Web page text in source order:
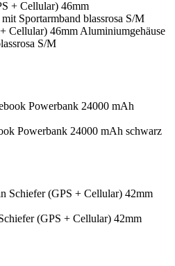
Cellular) 46mm Aluminiumgehäuse
S/M
Powerbank 24000 mAh schwarz
(GPS + Cellular) 42mm